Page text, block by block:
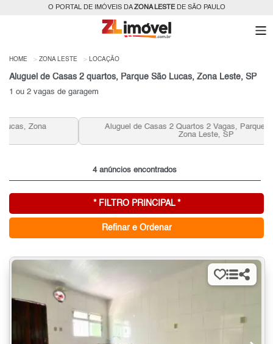
O PORTAL DE IMÓVEIS DAZONA LESTEDE SÃO PAULO
HOME ZONA LESTE LOCAÇÃO
Aluguel de Casas 2 quartos, Parque São Lucas, Zona Leste, SP
1 ou 2 vagas de garagem
Aluguel de Casas 2 Quartos 2 Vagas, Parque São Lucas,
4 anúncios encontrados
* FILTRO PRINCIPAL *
Refinar e Ordenar